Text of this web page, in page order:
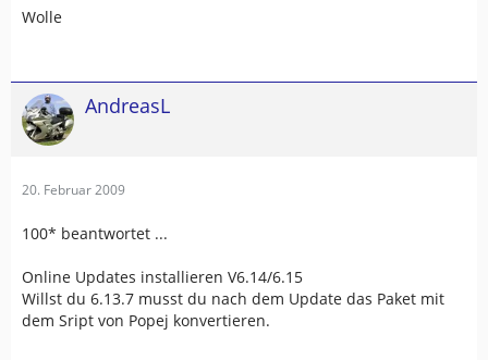
Wolle
AndreasL
20. Februar 2009
100* beantwortet ...
Online Updates installieren V6.14/6.15
Willst du 6.13.7 musst du nach dem Update das Paket mit
dem Sript von Popej konvertieren.